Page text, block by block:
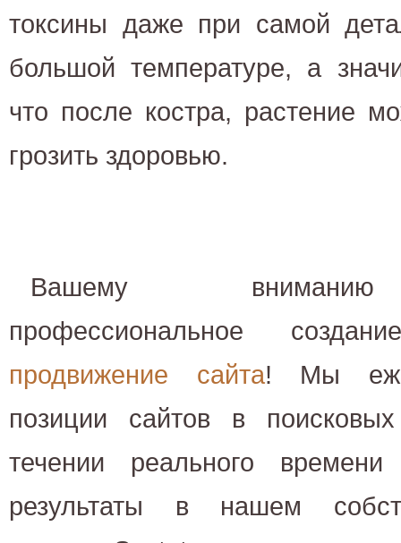
токсины даже при самой
большой температуре, а
что после костра, растение
грозить здоровью.
Вашему вниманию
профессиональное
продвижение сайта! Мы
позиции сайтов в
течении реального
результаты в нашем